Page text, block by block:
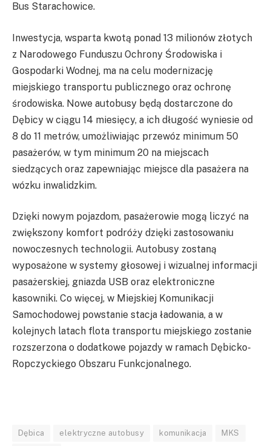
Bus Starachowice.
Inwestycja, wsparta kwotą ponad 13 milionów złotych
z Narodowego Funduszu Ochrony Środowiska i
Gospodarki Wodnej, ma na celu modernizację
miejskiego transportu publicznego oraz ochronę
środowiska. Nowe autobusy będą dostarczone do
Dębicy w ciągu 14 miesięcy, a ich długość wyniesie od
8 do 11 metrów, umożliwiając przewóz minimum 50
pasażerów, w tym minimum 20 na miejscach
siedzących oraz zapewniając miejsce dla pasażera na
wózku inwalidzkim.
Dzięki nowym pojazdom, pasażerowie mogą liczyć na
zwiększony komfort podróży dzięki zastosowaniu
nowoczesnych technologii. Autobusy zostaną
wyposażone w systemy głosowej i wizualnej informacji
pasażerskiej, gniazda USB oraz elektroniczne
kasowniki. Co więcej, w Miejskiej Komunikacji
Samochodowej powstanie stacja ładowania, a w
kolejnych latach flota transportu miejskiego zostanie
rozszerzona o dodatkowe pojazdy w ramach Dębicko-
Ropczyckiego Obszaru Funkcjonalnego.
Dębica elektryczne autobusy komunikacja MKS